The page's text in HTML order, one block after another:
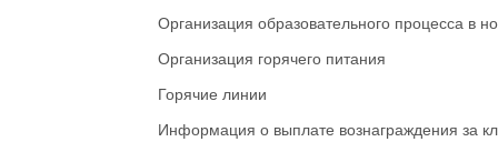
Организация образовательного процесса в
Организация горячего питания
Горячие линии
Информация о выплате вознаграждения за